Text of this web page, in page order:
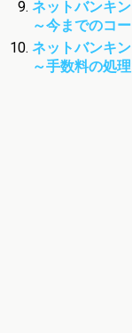
ネットバンキ
～今までのコ
ネットバンキ
～手数料の処